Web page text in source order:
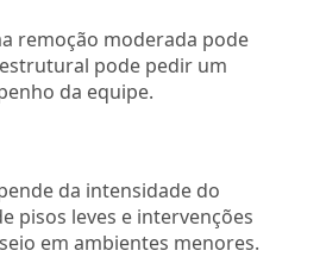
remoção moderada pode
pode pedir um
da equipe.
da intensidade do
pisos leves e intervenções
em ambientes menores.